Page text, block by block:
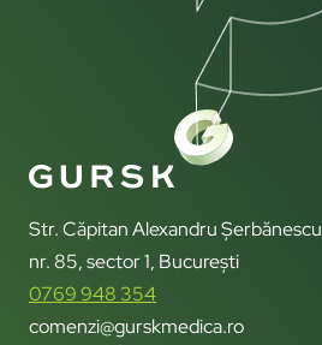
Str. Căpitan Alexandru Șerbănescu
nr. 85, sector 1, București
0769 948 354
comenzi@gurskmedica.ro